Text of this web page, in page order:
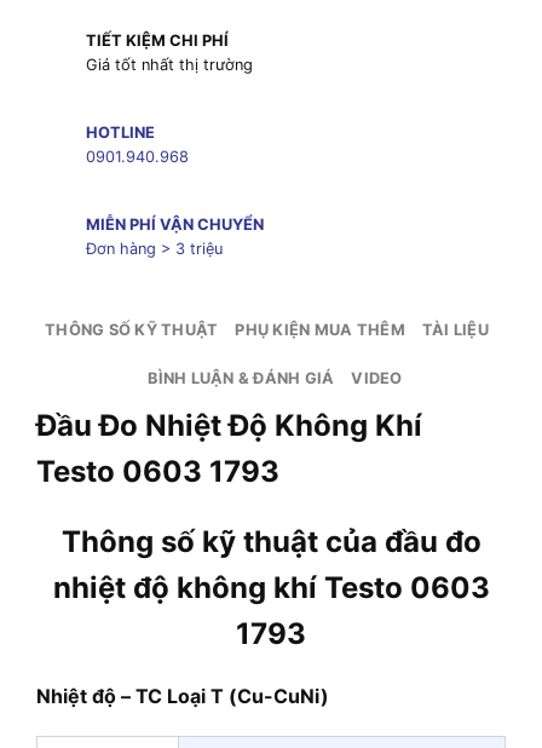
TIẾT KIỆM CHI PHÍ
Giá tốt nhất thị trường
HOTLINE
0901.940.968
MIỄN PHÍ VẬN CHUYỂN
Đơn hàng > 3 triệu
THÔNG SỐ KỸ THUẬT PHỤ KIỆN MUA THÊM TÀI LIỆU
BÌNH LUẬN & ĐÁNH GIÁ VIDEO
Đầu Đo Nhiệt Độ Không Khí
Testo 0603 1793
Thông số kỹ thuật của đầu đo
nhiệt độ không khí Testo 0603
1793
Nhiệt độ – TC Loại T (Cu-CuNi)